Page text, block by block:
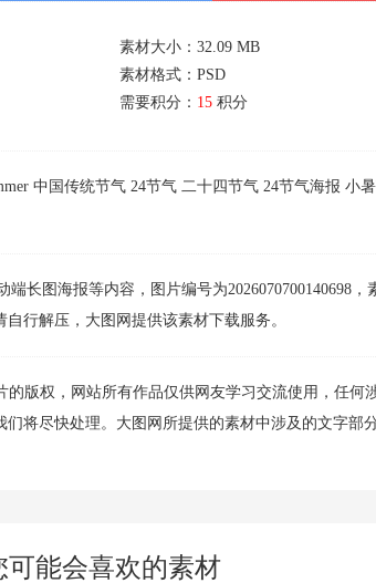
素材大小：32.09 MB
素材格式：PSD
需要积分： 15 积分
中国传统节气 24节气 二十四节气 24节气海报 小
长图海报等内容，图片编号为2026070700140698，
行解压，大图网提供该素材下载服务。
版权，网站所有作品仅供网友学习交流使用，任何
们将尽快处理。大图网所提供的素材中涉及的文字部
可能会喜欢的素材